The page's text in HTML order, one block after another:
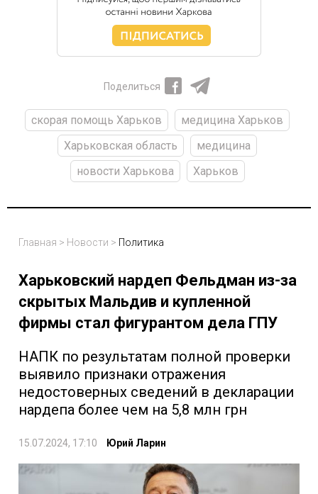
Поделиться
скорая помощь Харьков
медицина Харьков
Харьковская область
медицина
новости Харькова
Харьков
Главная > Новости > Политика
Харьковский нардеп Фельдман из-за
скрытых Мальдив и купленной
фирмы стал фигурантом дела ГПУ
НАПК по результатам полной проверки
выявило признаки отражения
недостоверных сведений в декларации
нардепа более чем на 5,8 млн грн
15.07.2024, 17:10 Юрий Ларин